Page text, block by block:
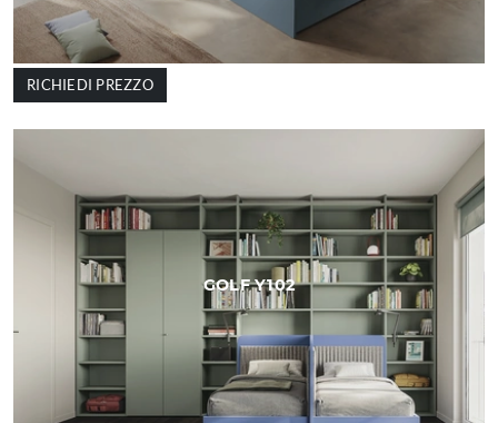
RICHIEDI PREZZO
GOLF Y102